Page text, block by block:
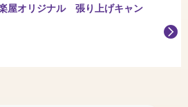
屋オリジナル 張り上げキャン